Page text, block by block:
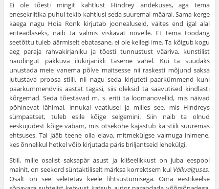
Ei ole tõesti mingit kahtlust Hindrey andekuses, aga tema
enesekriitika puhul tekib kahtlusi seda suuremal määral. Sama kerge
käega nagu Hoia Ronk kirjutab joonealuseid, väites end igal alal
eriteadlaseks, näib ta valmis viskavat novelle. Et tema toodang
seetõttu tuleb äärmiselt ebatasane, ei ole kellegi ime. Ta kõigub kogu
aeg paraja rahvakirjaniku ja tõesti tunnustust vääriva, kunstilist
naudingut pakkuva ilukirjanikli taseme vahel. Kui ta suudaks
unustada meie vanema põlve maitsesse nii raskesti mõjund saksa
jutustava proosa stiili, nii nagu seda kirjuteti paarkümmend kuni
paarkümmendviis aastat tagasi, siis oleksid ta saavutised kindlasti
kõrgemad. Seda tõestavad m. s. eriti ta loomanovellid, mis näivad
põhinevat lähimal, innukal vaatlusel ja milles see, mis Hindreys
sümpaatset, tuleb esile kõige selgemini. Siin naib ta olnud
eeskujudest kõige vabam, mis otsekohe kajastub ka stiili suuremas
ehtsuses. Tal jääb teene olla elava, mitmekülgse vaimuga inimene,
kes õnnelikul hetkel võib kirjutada päris briljantseid lehekülgi.
Stiil, mille osalist saksapär asust ja klišeelikkust on juba eespool
mainit, on seekord süntaktiliselt märksa korrektsem kui Välkvalguses.
Osalt on see seletetav keele lihtsustumisega. Oma eestikeelse